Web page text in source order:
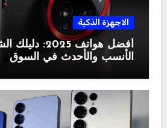
الاجهزة الذكية
أفضل هواتف 2025:
الأنسب والأحدث في السوق